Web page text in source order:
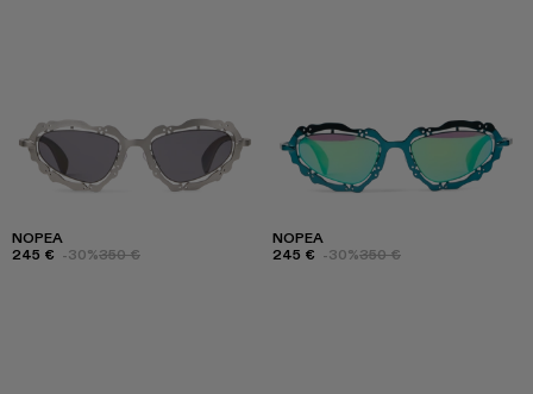
NOPEA
245 € -30%350 €
NOPEA
245 € -30%350 €